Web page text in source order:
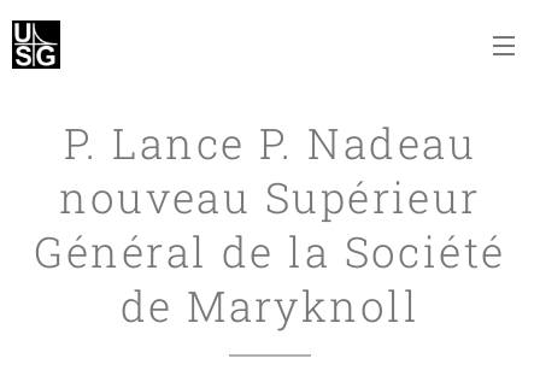
P. Lance P. Nadeau
nouveau Supérieur
Général de la Société
de Maryknoll